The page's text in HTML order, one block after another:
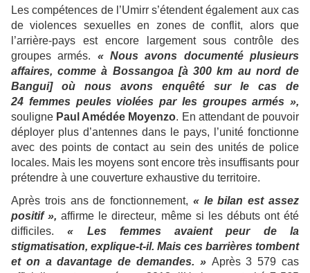
Les compétences de l’Umirr s’étendent également aux cas
de violences sexuelles en zones de conflit, alors que
l’arrière-pays est encore largement sous contrôle des
groupes armés. « Nous avons documenté plusieurs
affaires, comme à Bossangoa [à 300 km au nord de
Bangui] où nous avons enquêté sur le cas de
24 femmes peules violées par les groupes armés »,
souligne Paul Amédée Moyenzo. En attendant de pouvoir
déployer plus d’antennes dans le pays, l’unité fonctionne
avec des points de contact au sein des unités de police
locales. Mais les moyens sont encore très insuffisants pour
prétendre à une couverture exhaustive du territoire.
Après trois ans de fonctionnement, « le bilan est assez
positif », affirme le directeur, même si les débuts ont été
difficiles.« Les femmes avaient peur de la
stigmatisation, explique-t-il. Mais ces barrières tombent
et on a davantage de demandes. »Après 3 579 cas